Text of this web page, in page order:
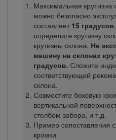
Максимальная крутизна
можно безопасно
составляет 15 градусов
определите крутизну
крутизны склона. Не
машину на склонах
градусов. Сложите
соответствующей
склона.
Совместите боковую
вертикальной
столбом забора, и т.д.
Пример сопоставления
кромки